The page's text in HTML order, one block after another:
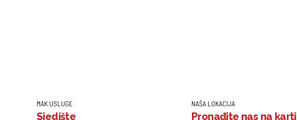
MAK USLUGE
Sjedište
NAŠA LOKACIJA
Pronađite nas na karti